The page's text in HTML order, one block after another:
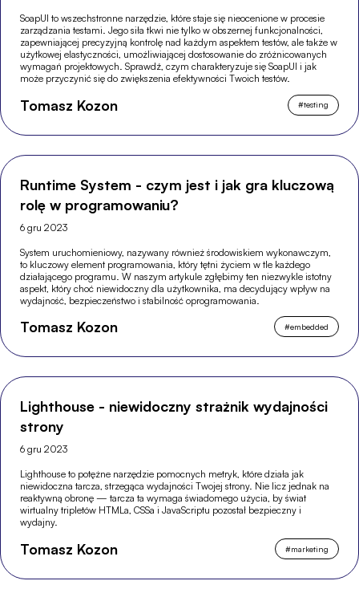
SoapUI to wszechstronne narzędzie, które staje się nieocenione w procesie
zarządzania testami. Jego siła tkwi nie tylko w obszernej funkcjonalności,
zapewniającej precyzyjną kontrolę nad każdym aspektem testów, ale także w
użytkowej elastyczności, umożliwiającej dostosowanie do zróżnicowanych
wymagań projektowych. Sprawdź, czym charakteryzuje się SoapUI i jak
może przyczynić się do zwiększenia efektywności Twoich testów.
Tomasz Kozon #testing
Runtime System - czym jest i jak gra kluczową
rolę w programowaniu?
6 gru 2023
System uruchomieniowy, nazywany również środowiskiem wykonawczym,
to kluczowy element programowania, który tętni życiem w tle każdego
działającego programu. W naszym artykule zgłębimy ten niezwykle istotny
aspekt, który choć niewidoczny dla użytkownika, ma decydujący wpływ na
wydajność, bezpieczeństwo i stabilność oprogramowania.
Tomasz Kozon #embedded
Lighthouse - niewidoczny strażnik wydajności
strony
6 gru 2023
Lighthouse to potężne narzędzie pomocnych metryk, które działa jak
niewidoczna tarcza, strzegąca wydajności Twojej strony. Nie licz jednak na
reaktywną obronę — tarcza ta wymaga świadomego użycia, by świat
wirtualny tripletów HTMLa, CSSa i JavaScriptu pozostał bezpieczny i
wydajny.
Tomasz Kozon #marketing